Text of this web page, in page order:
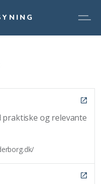
praktiske og relevante